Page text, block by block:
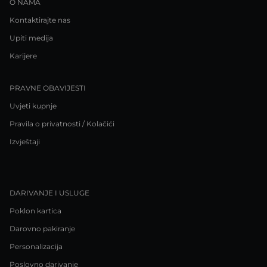
O NAMA
Kontaktirajte nas
Upiti medija
Karijere
PRAVNE OBAVIJESTI
Uvjeti kupnje
Pravila o privatnosti / Kolačići
Izvještaji
DARIVANJE I USLUGE
Poklon kartica
Darovno pakiranje
Personalizacija
Poslovno darivanje